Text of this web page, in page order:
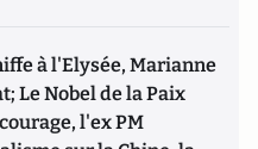
à l'Elysée, Marianne
Le Nobel de la Paix
l'ex PM